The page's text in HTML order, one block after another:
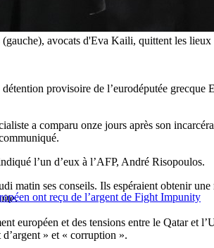
avocats d'Eva Kaili, quittent les
provisoire de l’eurodéputée
a comparu onze jours après son
l’un d’eux à l’AFP, André Risopoulos.
ont reçu de l’argent de Fight Impunity
matin ses conseils. Ils espéraient obtenir
européen et des tensions entre le Qatar et
» et « corruption ».